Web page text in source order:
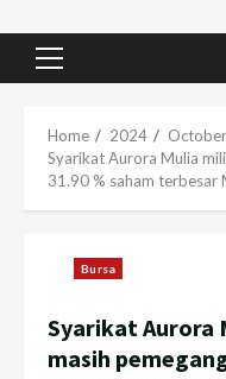
Primary
Home 2024 October
Syarikat Aurora Mulia
31.90 % saham terbesar
Bursa
Syarikat Aurora
masih